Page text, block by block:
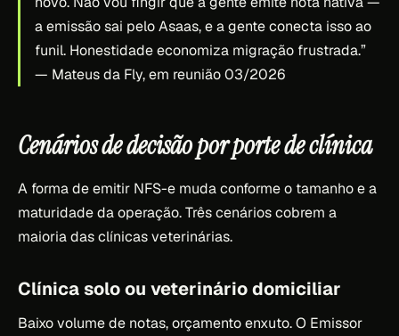
a emissão sai pelo Asaas, e a gente conecta isso ao
funil. Honestidade economiza migração frustrada.”
— Mateus da Fly, em reunião 03/2026
Cenários de decisão por porte de clínica
A forma de emitir NFS-e muda conforme o tamanho e a
maturidade da operação. Três cenários cobrem a
maioria das clínicas veterinárias.
Clínica solo ou veterinário domiciliar
Baixo volume de notas, orçamento enxuto. O Emissor